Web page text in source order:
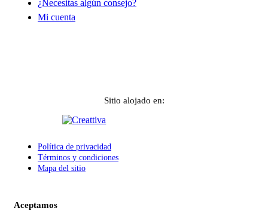
¿Necesitas algún consejo?
Mi cuenta
Sitio alojado en:
Política de privacidad
Términos y condiciones
Mapa del sitio
Aceptamos